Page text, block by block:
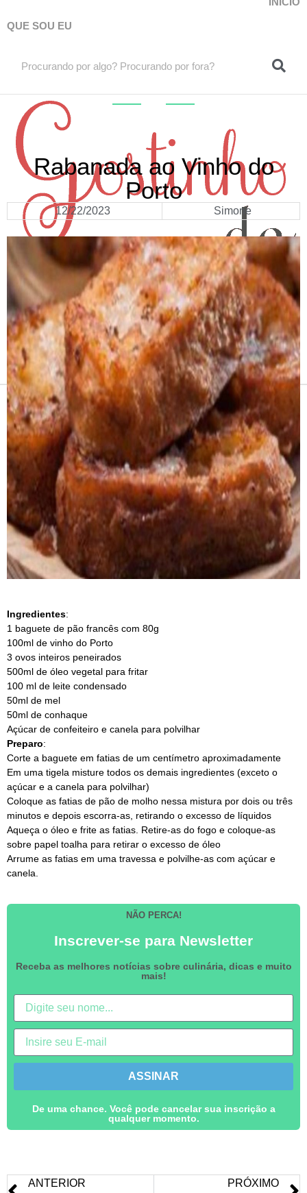
QUE SOU EU
Receitas e vinhos
Rabanada ao Vinho do
Porto
12/22/2023 Simone
Ingredientes:
1 baguete de pão francês com 80g
100ml de vinho do Porto
3 ovos inteiros peneirados
500ml de óleo vegetal para fritar
100 ml de leite condensado
50ml de mel
50ml de conhaque
Açúcar de confeiteiro e canela para polvilhar
Preparo:
Corte a baguete em fatias de um centímetro aproximadamente
Em uma tigela misture todos os demais ingredientes (exceto o
açúcar e a canela para polvilhar)
Coloque as fatias de pão de molho nessa mistura por dois ou três
minutos e depois escorra-as, retirando o excesso de líquidos
Aqueça o óleo e frite as fatias. Retire-as do fogo e coloque-as
sobre papel toalha para retirar o excesso de óleo
Arrume as fatias em uma travessa e polvilhe-as com açúcar e
canela.
NÃO PERCA!
Inscrever-se para Newsletter
Receba as melhores notícias sobre culinária, dicas e muito
mais!
ASSINAR
De uma chance. Você pode cancelar sua inscrição a
qualquer momento.
ANTERIOR
PRÓXIMO